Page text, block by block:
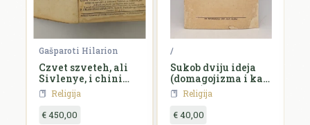
Gašparoti Hilarion
Czvet szveteh, ali
Sivlenye, i chini
szvetczev,...
Religija
€ 450,00
/
Sukob dviju ideja
(domagojizma i kat.
akcije) u hrvatskom
katolicizmu
Religija
€ 40,00